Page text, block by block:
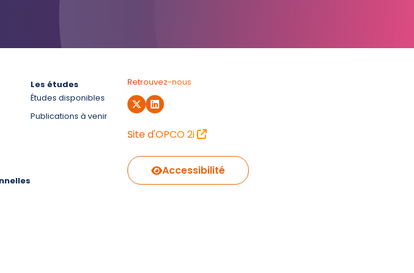
Les études
Études disponibles
Publications à venir
Retrouvez-nous
Site d'OPCO 2i
Accessibilité